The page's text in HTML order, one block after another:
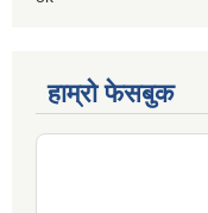
हाम्रो फेसबुक